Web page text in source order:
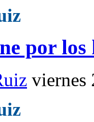
por los
viernes